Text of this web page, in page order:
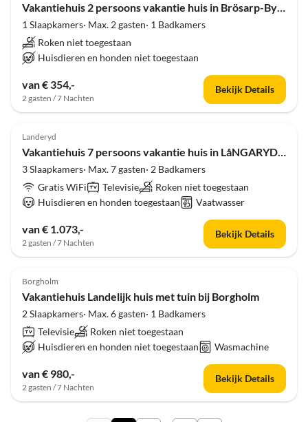
Vakantiehuis 2 persoons vakantie huis in Brösarp-By Traum
1 Slaapkamers· Max. 2 gasten· 1 Badkamers
Roken niet toegestaan
Huisdieren en honden niet toegestaan
van € 354,-
2 gasten / 7 Nachten
Bekijk Details
4.0 (1)
Landeryd
Vakantiehuis 7 persoons vakantie huis in LåNGARYD-By Traum
3 Slaapkamers· Max. 7 gasten· 2 Badkamers
Gratis WiFi
Televisie
Roken niet toegestaan
Huisdieren en honden toegestaan
Vaatwasser
van € 1.073,-
2 gasten / 7 Nachten
Bekijk Details
Borgholm
Vakantiehuis Landelijk huis met tuin bij Borgholm
2 Slaapkamers· Max. 6 gasten· 1 Badkamers
Televisie
Roken niet toegestaan
Huisdieren en honden niet toegestaan
Wasmachine
van € 980,-
2 gasten / 7 Nachten
Bekijk Details